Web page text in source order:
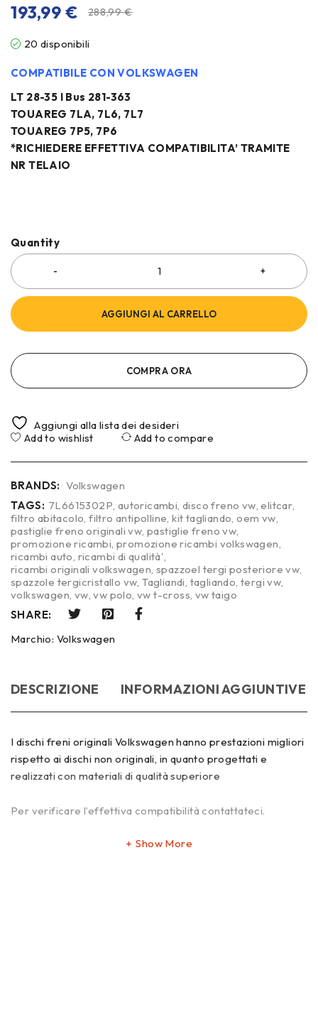
288,99€
193,99€
20 disponibili
COMPATIBILE CON VOLKSWAGEN
LT 28-35 I Bus 281-363
TOUAREG 7LA, 7L6, 7L7
TOUAREG 7P5, 7P6
*RICHIEDERE EFFETTIVA COMPATIBILITA’ TRAMITE
NR TELAIO
Quantity
AGGIUNGI AL CARRELLO
COMPRA ORA
Aggiungi alla lista dei desideri
Add to wishlist
Add to compare
BRANDS: Volkswagen
TAGS: 7L6615302P, autoricambi,disco freno vw,elitcar,
filtro abitacolo,filtro antipolline,kit tagliando,oem vw,
pastiglie freno originali vw,pastiglie freno vw,
promozione ricambi,promozione ricambi volkswagen,
ricambi auto, ricambi di qualità',
ricambi originali volkswagen,spazzoel tergi posteriore vw,
spazzole tergicristallo vw,Tagliandi, tagliando,tergi vw,
volkswagen, vw,vw polo,vw t-cross, vw taigo
SHARE:
Marchio: Volkswagen
DESCRIZIONE INFORMAZIONI AGGIUNTIVE
I dischi freni originali Volkswagen hanno prestazioni migliori
rispetto ai dischi non originali, in quanto progettati e
realizzati con materiali di qualità superiore
Per verificare l’effettiva compatibilità contattateci.
Show More